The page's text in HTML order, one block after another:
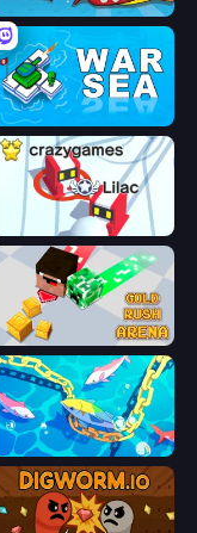
Snake Clash.io
War Sea
Snowball.io
Gold Rush Arena
Deep Sea Duel